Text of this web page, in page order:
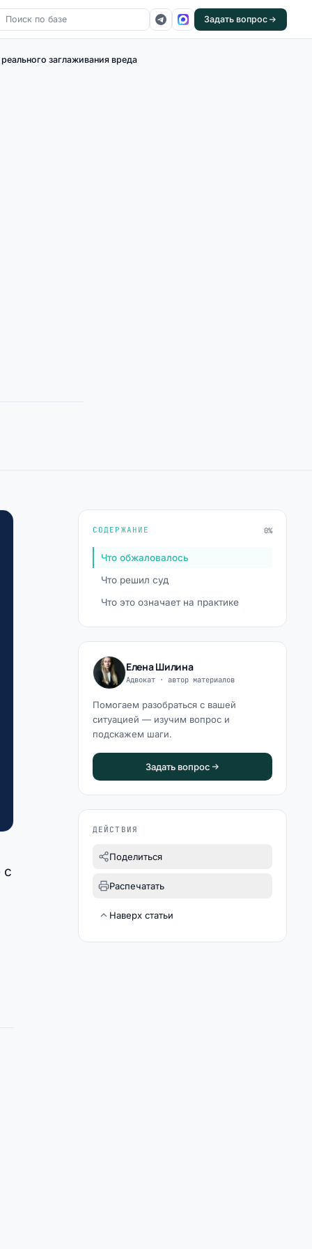
Задать вопрос
заглаживания вреда
с
СОДЕРЖАНИЕ 0%
Что обжаловалось
Что решил суд
Что это означает на практике
Елена Шилина
Адвокат · автор материалов
Помогаем разобраться с вашей
ситуацией — изучим вопрос и
подскажем шаги.
Задать вопрос
ДЕЙСТВИЯ
Поделиться
Распечатать
Наверх статьи